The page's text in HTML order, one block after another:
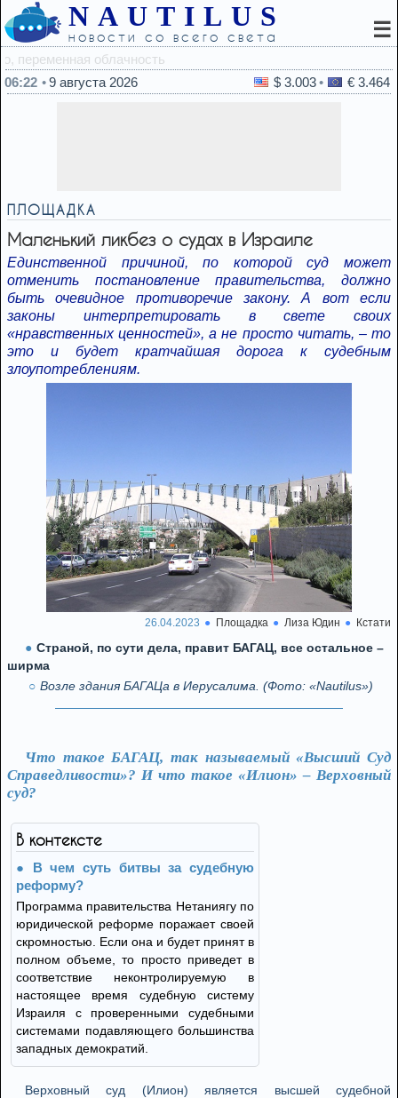
NAUTILUS
новости со всего света ☰
06:22
9 августа 2026 $ 3.003 € 3.464
ПЛОЩАДКА
Маленький ликбез о судах в Израиле
Единственной причиной, по которой суд может
отменить постановление правительства, должно
быть очевидное противоречие закону. А вот если
законы интерпретировать в свете своих
«нравственных ценностей», а не просто читать, – то
это и будет кратчайшая дорога к судебным
злоупотреблениям.
26.04.2023 Площадка Лиза Юдин Кстати
Страной, по сути дела, правит БАГАЦ, все остальное –
ширма
Возле здания БАГАЦа в Иерусалима. (Фото: «Nautilus»)
Что такое БАГАЦ, так называемый «Высший Суд
Справедливости»? И что такое «Илион» – Верховный
суд?
В контексте
В чем суть битвы за судебную
реформу?
Программа правительства Нетаниягу по
юридической реформе поражает своей
скромностью. Если она и будет принят в
полном объеме, то просто приведет в
соответствие неконтролируемую в
настоящее время судебную систему
Израиля с проверенными судебными
системами подавляющего большинства
западных демократий.
Верховный суд (Илион) является высшей судебной